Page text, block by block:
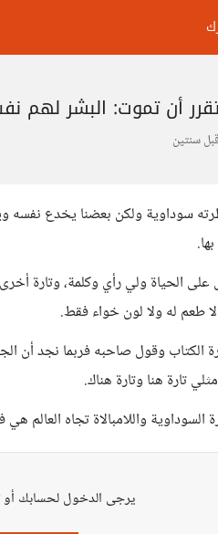
أن تموت: البشر
قبل سنتين
سوداوية ولكن بعضنا يخدع
الحياة ولي رأي وكلمة، وتارة
طعم له ولا لون خواء فقط.
الكتاب وقول صاحبه فربما نجد أن
تارة هنا وتارة هناك.
السوداوية واللامبالاة تجاه العالم
يرجى الدخول لحسابك